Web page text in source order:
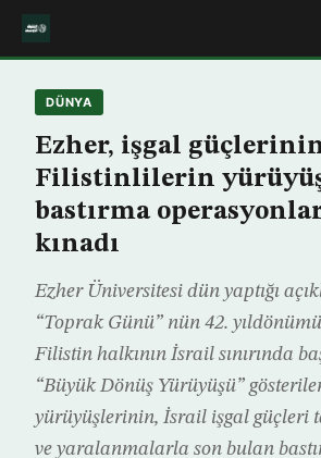
DÜNYA
Ezher, işgal
Filistinlilerin
bastırma
kınadı
Ezher Üniversitesi dün yaptığı
“Toprak Günü” nün 42.
Filistin halkının İsrail sınırında
“Büyük Dönüş Yürüyüşü”
yürüyüşlerinin, İsrail işgal güçleri
ve yaralanmalarla son bulan